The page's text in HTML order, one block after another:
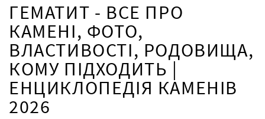
ГЕМАТИТ - ВСЕ ПРО
КАМЕНІ, ФОТО,
ВЛАСТИВОСТІ, РОДОВИЩА,
КОМУ ПІДХОДИТЬ |
ЕНЦИКЛОПЕДІЯ КАМЕНІВ
2026